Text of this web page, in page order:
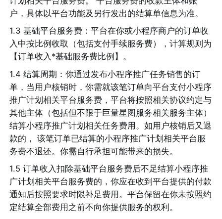
户，具体以平台功能及另行发出的结算单信息为准。
1.3 基础平台服务费：平台在你或小程序商户的订单收
入中按比例收取（包括支付手续服务费），计算规则为
【订单收入*基础服务费比例】。
1.4 结算周期：你通过发布小程序推广任务销售的订
单，当用户核销时，你需就该笔订单向平台支付小程序
推广计划相关平台服务费，平台将按照相关协议约定与
其他主体（包括但不限于巨量星图服务相关服务主体）
结算小程序推广计划相关任务费用。如用户核销后又退
款的， 该笔订单已结算的小程序推广计划相关平台服
务费不退还。你需自行承担可能带来的损失。
1.5 订单收入扣除基础平台服务费后不足结算小程序推
广计划相关平台服务费的，你应在收到平台提供的付款
通知后按照要求时限补足费用。平台保留在你未按照约
定结算全部费用之前不向你提供服务的权利。